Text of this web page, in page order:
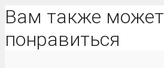
Вам также может
понравиться